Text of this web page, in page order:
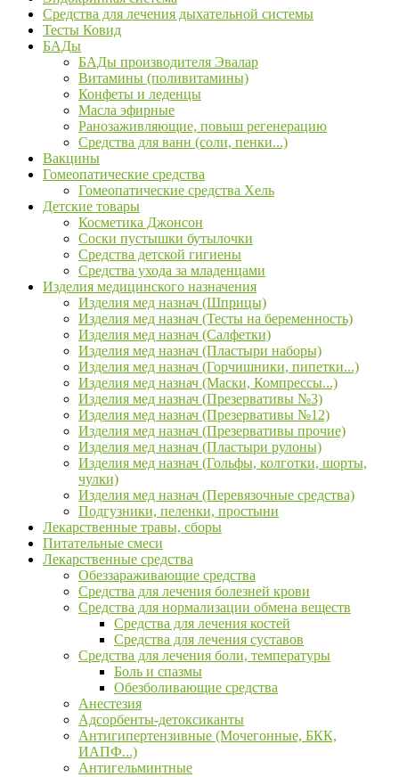
Средства для лечения дыхательной системы
Тесты Ковид
БАДы
БАДы производителя Эвалар
Витамины (поливитамины)
Конфеты и леденцы
Масла эфирные
Ранозаживляющие, повыш регенерацию
Средства для ванн (соли, пенки...)
Вакцины
Гомеопатические средства
Гомеопатические средства Хель
Детские товары
Косметика Джонсон
Соски пустышки бутылочки
Средства детской гигиены
Средства ухода за младенцами
Изделия медицинского назначения
Изделия мед назнач (Шприцы)
Изделия мед назнач (Тесты на беременность)
Изделия мед назнач (Салфетки)
Изделия мед назнач (Пластыри наборы)
Изделия мед назнач (Горчишники, пипетки...)
Изделия мед назнач (Маски, Компрессы...)
Изделия мед назнач (Презервативы №3)
Изделия мед назнач (Презервативы №12)
Изделия мед назнач (Презервативы прочие)
Изделия мед назнач (Пластыри рулоны)
Изделия мед назнач (Гольфы, колготки, шорты,
чулки)
Изделия мед назнач (Перевязочные средства)
Подгузники, пеленки, простыни
Лекарственные травы, сборы
Питательные смеси
Лекарственные средства
Обеззараживающие средства
Средства для лечения болезней крови
Средства для нормализации обмена веществ
Средства для лечения костей
Средства для лечения суставов
Средства для лечения боли, температуры
Боль и спазмы
Обезболивающие средства
Анестезия
Адсорбенты-детоксиканты
Антигипертензивные (Мочегонные, БКК,
ИАПФ...)
Антигельминтные